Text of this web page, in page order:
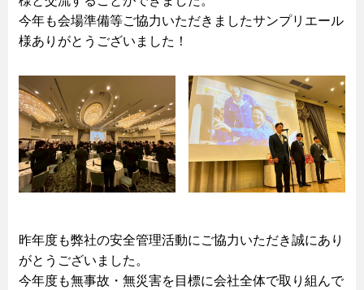
今年も会場準備等ご協力いただきましたサンプリエール
様ありがとうございました！
昨年度も弊社の安全管理活動にご協力いただき誠にあり
がとうございました。
今年度も無事故・無災害を目標に会社全体で取り組んで